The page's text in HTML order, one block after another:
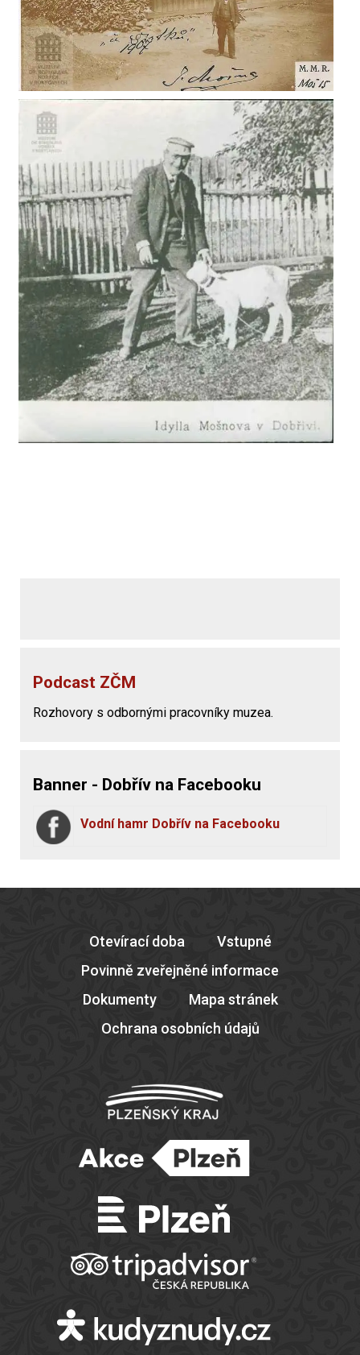
Podcast ZČM
Rozhovory s odbornými pracovníky muzea.
Banner - Dobřív na Facebooku
Vodní hamr Dobřív na Facebooku
Otevírací doba
Vstupné
Povinně zveřejněné informace
Dokumenty
Mapa stránek
Ochrana osobních údajů